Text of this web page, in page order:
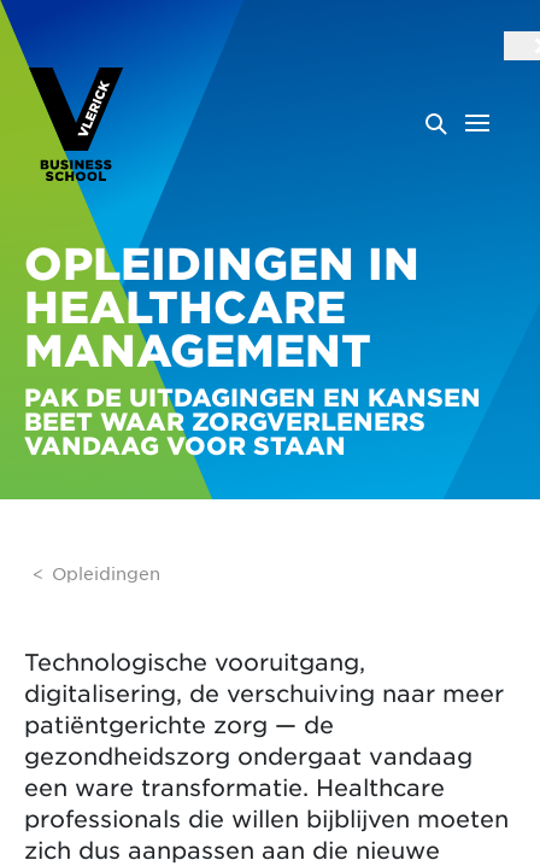
OPLEIDINGEN IN
HEALTHCARE
MANAGEMENT
PAK DE UITDAGINGEN EN KANSEN
BEET WAAR ZORGVERLENERS
VANDAAG VOOR STAAN
Opleidingen
Technologische vooruitgang,
digitalisering, de verschuiving naar meer
patiëntgerichte zorg — de
gezondheidszorg ondergaat vandaag
een ware transformatie. Healthcare
professionals die willen bijblijven moeten
zich dus aanpassen aan die nieuwe